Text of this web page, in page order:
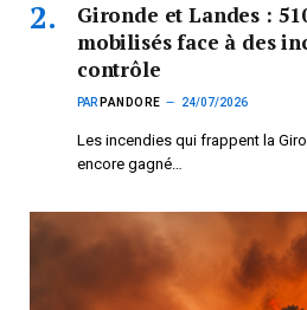
Gironde et Landes :
mobilisés face à des
contrôle
PAR PANDORE 24/07/2026
Les incendies qui frappent la
encore gagné…